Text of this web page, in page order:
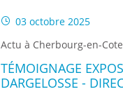
03 octobre 2025
Actu à Cherbourg-en-
TÉMOIGNAGE
DARGELOSSE -